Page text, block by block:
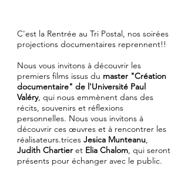
C'est la Rentrée au Tri Postal, nos soirées
projections documentaires reprennent!!
Nous vous invitons à découvrir les
premiers films issus du master "Création
documentaire" de l'Université Paul
Valéry, qui nous emmènent dans des
récits, souvenirs et réflexions
personnelles. Nous vous invitons à
découvrir ces œuvres et à rencontrer les
réalisateurs.trices Jesica Munteanu,
Judith Chartier et Elia Chalom, qui seront
présents pour échanger avec le public.